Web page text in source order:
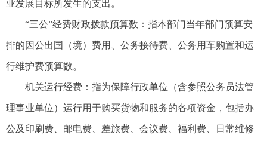
业发展目标所发生的支出。
“三公”经费财政拨款预算数：指本部门当年部门预算安
排的因公出国（境）费用、公务接待费、公务用车购置和运
行维护费预算数。
机关运行经费：指为保障行政单位（含参照公务员法管
理事业单位）运行用于购买货物和服务的各项资金，包括办
公及印刷费、邮电费、差旅费、会议费、福利费、日常维修